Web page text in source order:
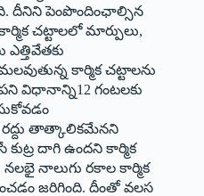
దీనిని పెంపొందింఛాల్సిన
కార్మిక చట్టాలలో మార్పులు,
కార్మిక చట్టాలను
విధానాన్ని12 గంటలకు
రద్దు తాత్కాలికమేనని
కుట్ర దాగి ఉందని కార్మిక
నాలుగు రకాల కార్మిక
జరిగింది. దీంతో వలస